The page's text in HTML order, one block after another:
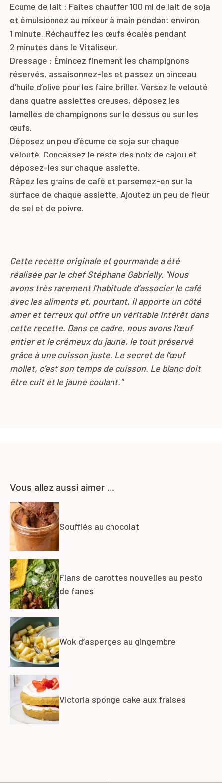
Ecume de lait : Faites chauffer 100 ml de lait de soja
et émulsionnez au mixeur à main pendant environ
1 minute. Réchauffez les œufs écalés pendant
2 minutes dans le Vitaliseur.
Dressage : Émincez finement les champignons
réservés, assaisonnez-les et passez un pinceau
d’huile d’olive pour les faire briller. Versez le velouté
dans quatre assiettes creuses, déposez les
lamelles de champignons sur le dessus ou sur les
œufs.
Déposez un peu d’écume de soja sur chaque
velouté. Concassez le reste des noix de cajou et
déposez-les sur chaque assiette.
Râpez les grains de café et parsemez-en sur la
surface de chaque assiette. Ajoutez un peu de fleur
de sel et de poivre.
Cette recette originale et gourmande a été
réalisée par le chefStéphane Gabrielly. "Nous
avons très rarement l’habitude d’associer le café
avec les aliments et, pourtant, il apporte un côté
amer et terreux qui offre un véritable intérêt dans
cette recette. Dans ce cadre, nous avons l’œuf
entier et le crémeux du jaune, le tout préservé
grâce à une cuisson juste. Le secret de l’œuf
mollet, c’est son temps de cuisson. Le blanc doit
être cuit et le jaune coulant."
Vous allez aussi aimer ...
Soufflés au chocolat
Flans de carottes nouvelles au pesto
de fanes
Wok d’asperges au gingembre
Victoria sponge cake aux fraises